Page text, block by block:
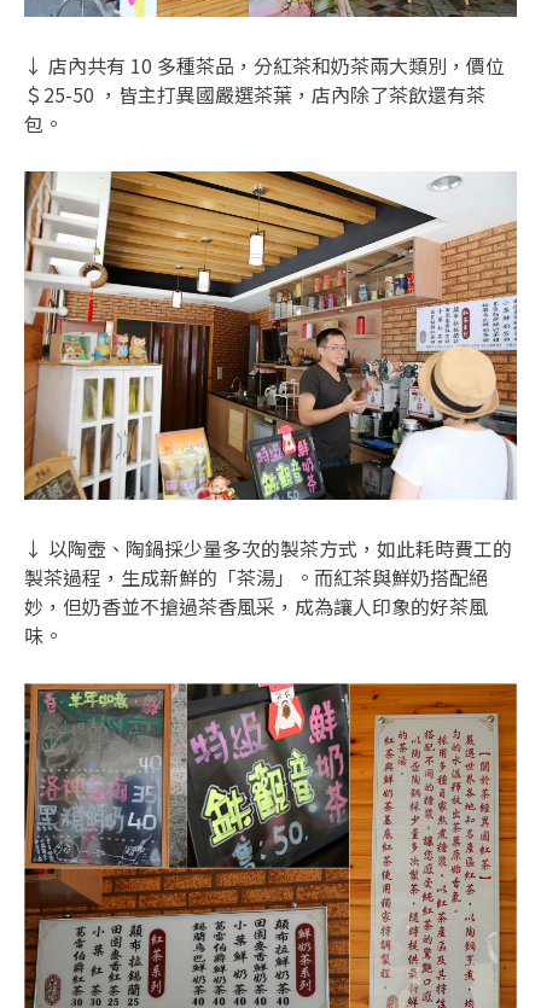
↓ 店內共有 10 多種茶品，分紅茶和奶茶兩大類別，價位
＄25-50 ，皆主打異國嚴選茶葉，店內除了茶飲還有茶
包。
↓ 以陶壺、陶鍋採少量多次的製茶方式，如此耗時費工的
製茶過程，生成新鮮的「茶湯」。而紅茶與鮮奶搭配絕
妙，但奶香並不搶過茶香風采，成為讓人印象的好茶風
味。